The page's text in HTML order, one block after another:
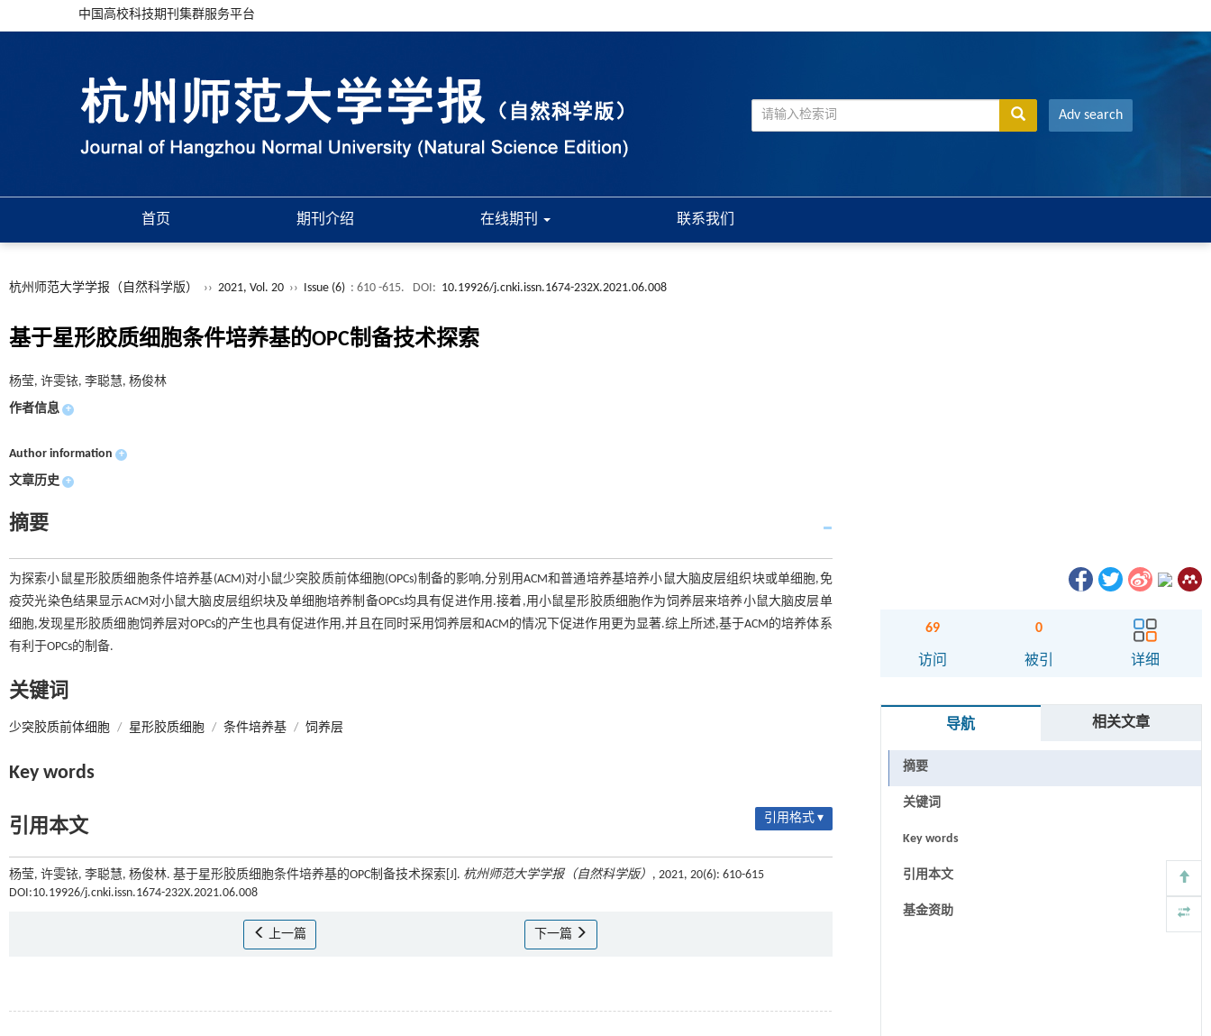
中国高校科技期刊集群服务平台
Adv search
首页 期刊介绍 在线期刊 联系我们
杭州师范大学学报（自然科学版） ›› 2021, Vol. 20 ›› Issue (6) : 610 -615. DOI: 10.19926/j.cnki.issn.1674-232X.2021.06.008
基于星形胶质细胞条件培养基的OPC制备技术探索
杨莹, 许雯铱, 李聪慧, 杨俊林
作者信息 +
Author information +
文章历史 +
摘要
为探索小鼠星形胶质细胞条件培养基(ACM)对小鼠少突胶质前体细胞(OPCs)制备的影响,分别用ACM和普通培养基培养小鼠大脑皮层组织块或单细胞,免
疫荧光染色结果显示ACM对小鼠大脑皮层组织块及单细胞培养制备OPCs均具有促进作用.接着,用小鼠星形胶质细胞作为饲养层来培养小鼠大脑皮层单
细胞,发现星形胶质细胞饲养层对OPCs的产生也具有促进作用,并且在同时采用饲养层和ACM的情况下促进作用更为显著.综上所述,基于ACM的培养体系
有利于OPCs的制备.
关键词
少突胶质前体细胞 / 星形胶质细胞 / 条件培养基 / 饲养层
Key words
引用本文 引用格式 ▾
杨莹, 许雯铱, 李聪慧, 杨俊林. 基于星形胶质细胞条件培养基的OPC制备技术探索[J]. 杭州师范大学学报（自然科学版） , 2021, 20(6): 610-615
DOI:10.19926/j.cnki.issn.1674-232X.2021.06.008
上一篇 下一篇
69
访问
0
被引 详细
导航 相关文章
摘要
关键词
Key words
引用本文
基金资助